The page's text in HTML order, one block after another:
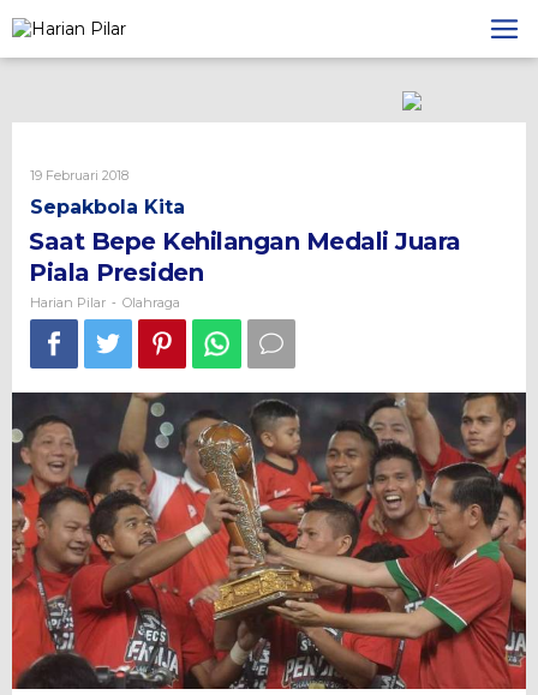
to
content
19 Februari 2018Oleh
Pilar
Sepakbola Kita
Saat Bepe Kehilangan Medali Juara
Piala Presiden
Harian Pilar - Olahraga